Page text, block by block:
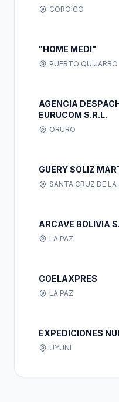
COROICO
"HOME MEDI"
PUERTO QUIJARRO
AGENCIA
EURUCOM S.R.L.
ORURO
GUERY SOLIZ
SANTA CRUZ DE LA
ARCAVE BOLIVIA
LA PAZ
COELAXPRES
LA PAZ
EXPEDICIONES
UYUNI